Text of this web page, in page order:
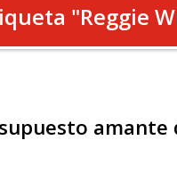
"Reggie
amante